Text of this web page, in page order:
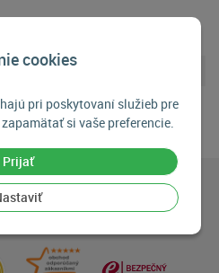
cookies
pri poskytovaní služieb pre
si vaše preferencie.
Prijať